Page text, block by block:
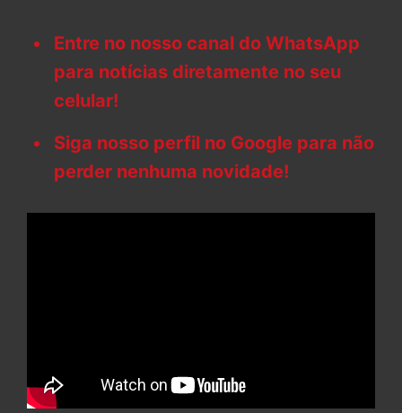
Entre no nosso canal do WhatsApp
para notícias diretamente no seu
celular!
Siga nosso perfil no Google para não
perder nenhuma novidade!